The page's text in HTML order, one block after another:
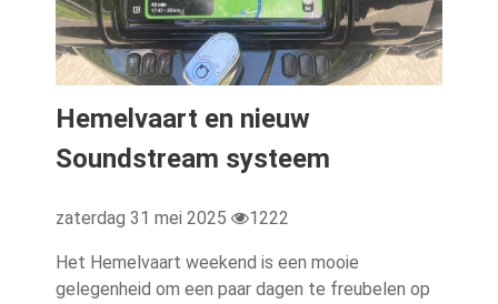
Hemelvaart en nieuw
Soundstream systeem
zaterdag 31 mei 2025 1222
Het Hemelvaart weekend is een mooie
gelegenheid om een paar dagen te freubelen op